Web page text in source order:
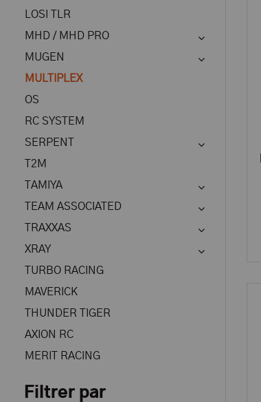
LOSI TLR
MHD / MHD PRO
MUGEN
MULTIPLEX
OS
RC SYSTEM
SERPENT
T2M
TAMIYA
TEAM ASSOCIATED
TRAXXAS
XRAY
TURBO RACING
MAVERICK
THUNDER TIGER
AXION RC
MERIT RACING
Filtrer par